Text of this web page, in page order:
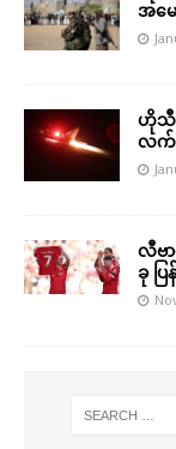
အမ
ဟိုသီ
လက်
လီဗ
ခု ပ